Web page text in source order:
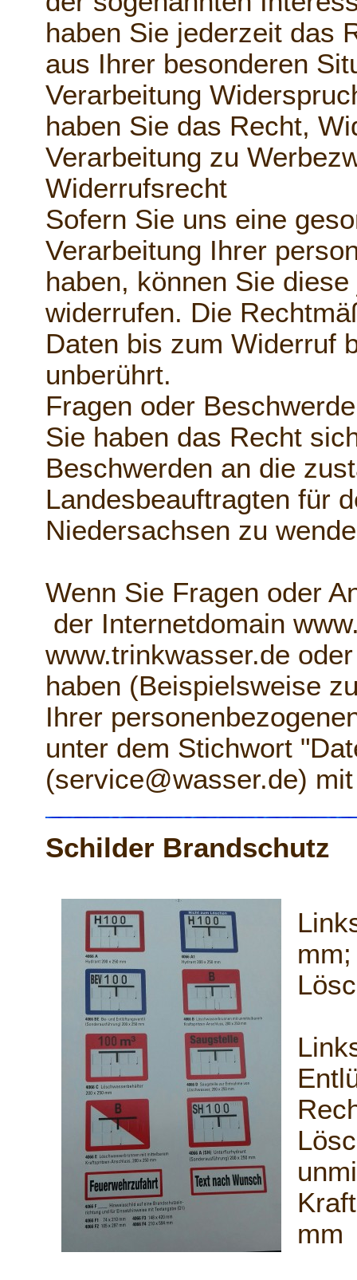
haben Sie jederzeit das
aus Ihrer besonderen
Verarbeitung
haben Sie das Recht,
Verarbeitung zu
Widerrufsrecht
Sofern Sie uns eine
Verarbeitung Ihrer
haben, können Sie
widerrufen. Die
Daten bis zum Widerruf
unberührt.
Fragen oder
Sie haben das Recht
Beschwerden an die
Landesbeauftragten für
Niedersachsen zu
Wenn Sie Fragen oder
der Internetdomain
www.trinkwasser.de
haben (Beispielsweise
Ihrer
unter dem Stichwort
(service@wasser.de)
Schilder Brandschutz
mm